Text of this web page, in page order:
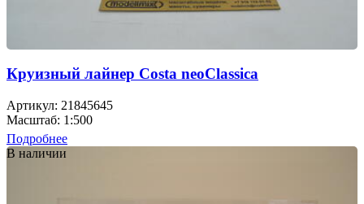
Круизный лайнер Costa neoClassica
Артикул: 21845645
Масштаб: 1:500
Подробнее
В наличии